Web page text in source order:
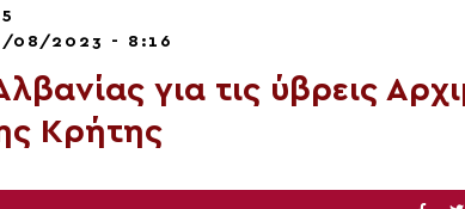
08/2023 - 8:16
για τις ύβρεις
Κρήτης